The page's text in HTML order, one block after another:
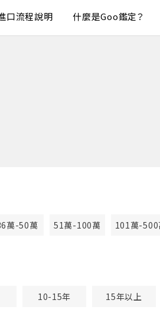
口流程說明 什麼是Goo鑑定？
萬-50萬 51萬-100萬 101萬-500
10-15年
15年以上